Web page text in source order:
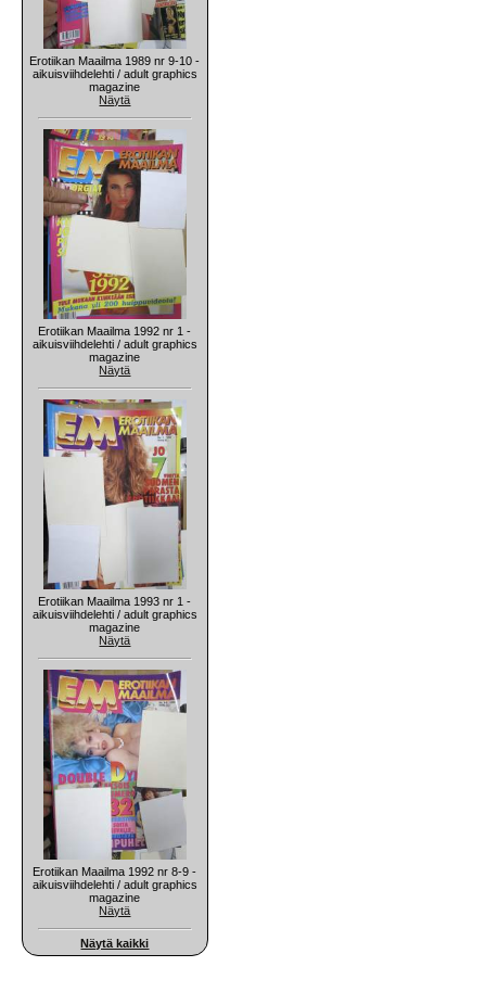
Erotiikan Maailma 1989 nr 9-10 -
aikuisviihdelehti / adult graphics
magazine
Näytä
Erotiikan Maailma 1992 nr 1 -
aikuisviihdelehti / adult graphics
magazine
Näytä
Erotiikan Maailma 1993 nr 1 -
aikuisviihdelehti / adult graphics
magazine
Näytä
Erotiikan Maailma 1992 nr 8-9 -
aikuisviihdelehti / adult graphics
magazine
Näytä
Näytä kaikki